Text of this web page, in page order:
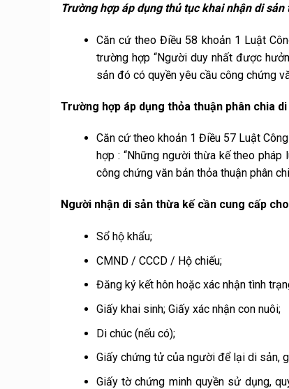
Trường hợp áp dụng thủ tục khai nhận di sản
Căn cứ theo Điều 58 khoản 1 Luật
trường hợp “Người duy nhất được
sản đó có quyền yêu cầu công chứng
Trường hợp áp dụng thỏa thuận phân chia
Căn cứ theo khoản 1 Điều 57 Luật
hợp : “Những người thừa kế theo
công chứng văn bản thỏa thuận phân
Người nhận di sản thừa kế cần cung cấp
Sổ hộ khẩu;
CMND / CCCD / Hộ chiếu;
Đăng ký kết hôn hoặc xác nhận tình
Giấy khai sinh; Giấy xác nhận con nuôi;
Di chúc (nếu có);
Giấy chứng tử của người để lại di sản,
Giấy tờ chứng minh quyền sử dụng,